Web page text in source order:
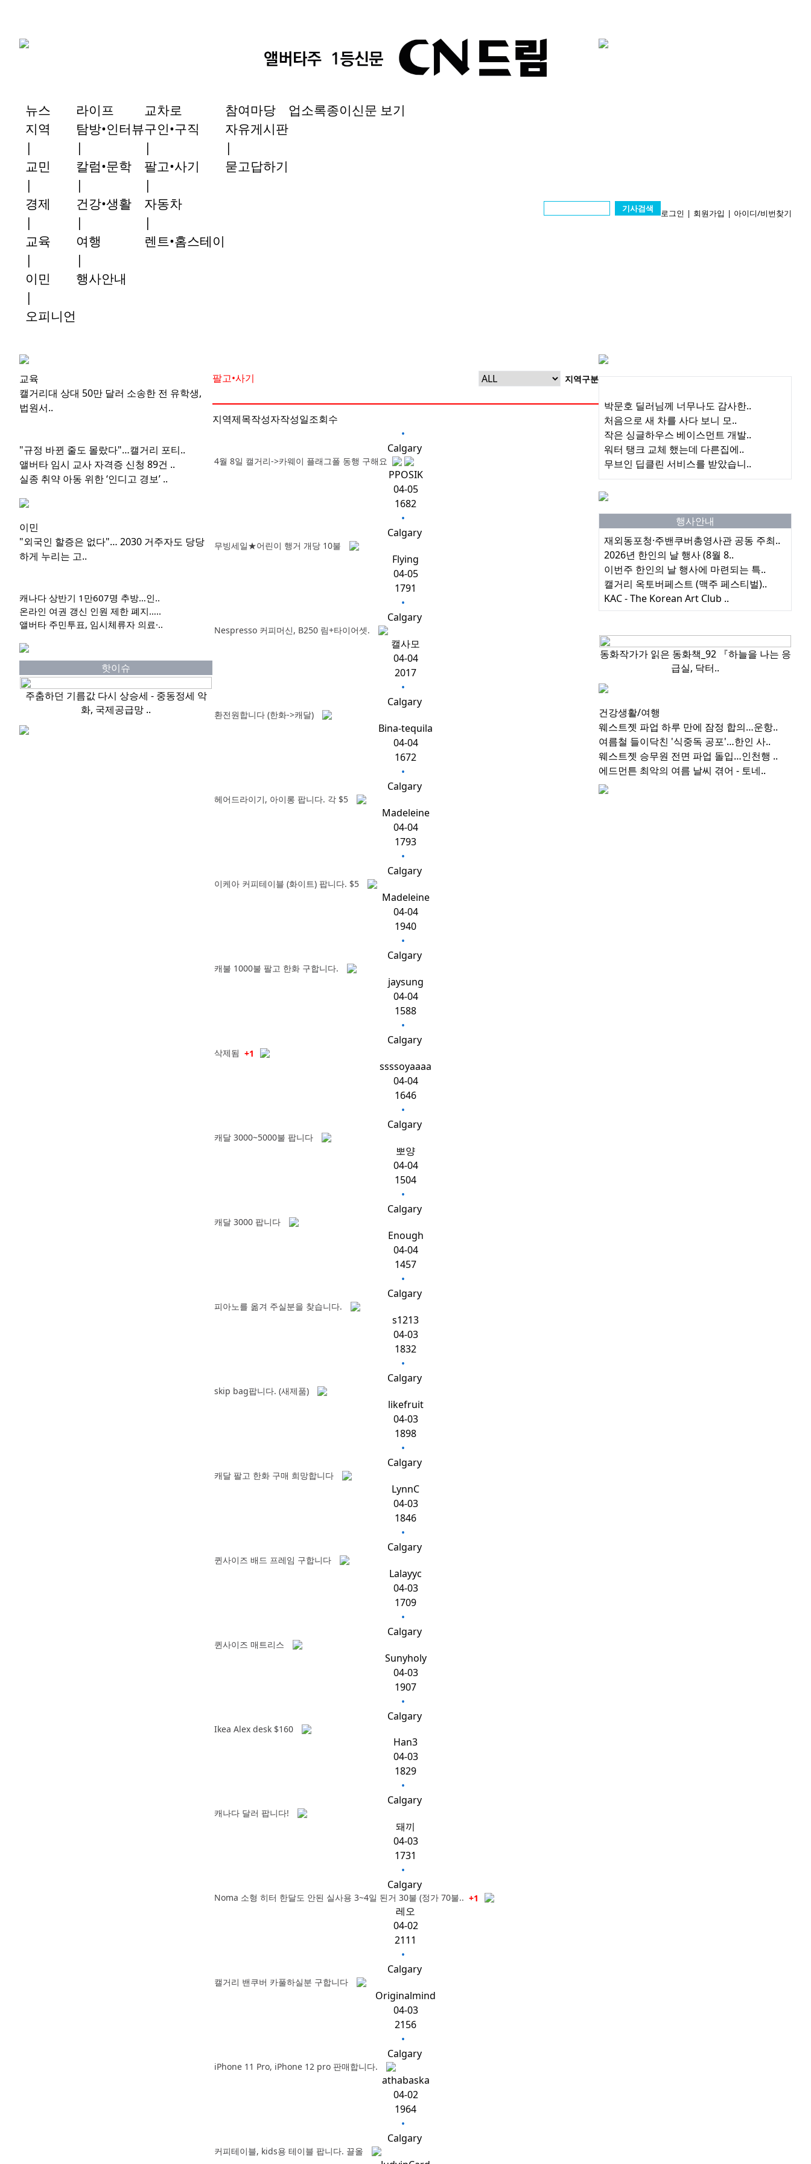
뉴스
지역
|
교민
|
경제
|
교육
|
이민
|
오피니언
라이프
탐방•인터뷰
|
칼럼•문학
|
건강•생활
|
여행
|
행사안내
교차로
구인•구직
|
팔고•사기
|
자동차
|
렌트•홈스테이
참여마당
자유게시판
|
묻고답하기
업소록종이신문 보기
기사검색 로그인 | 회원가입 | 아이디/비번찾기
교육
캘거리대 상대 50만 달러 소송한 전 유학생,
법원서..
"규정 바뀐 줄도 몰랐다"…캘거리 포티..
앨버타 임시 교사 자격증 신청 89건 ..
실종 취약 아동 위한 ‘인디고 경보’ ..
이민
"외국인 할증은 없다"… 2030 거주자도 당당
하게 누리는 고..
캐나다 상반기 1만607명 추방…인..
온라인 여권 갱신 인원 제한 폐지…..
앨버타 주민투표, 임시체류자 의료·..
핫이슈
주춤하던 기름값 다시 상승세 - 중동정세 악
화, 국제공급망 ..
팔고•사기 지역구분
지역제목작성자작성일조회수
•
Calgary
4월 8일 캘거리->카웨이 플래그폴 동행 구해요
PPOSIK
04-05
1682
•
Calgary
무빙세일★어린이 행거 개당 10불
Flying
04-05
1791
•
Calgary
Nespresso 커피머신, B250 림+타이어셋.
캘사모
04-04
2017
•
Calgary
환전원합니다 (한화->캐달)
Bina-tequila
04-04
1672
•
Calgary
헤어드라이기, 아이롱 팝니다. 각 $5
Madeleine
04-04
1793
•
Calgary
이케아 커피테이블 (화이트) 팝니다. $5
Madeleine
04-04
1940
•
Calgary
캐불 1000불 팔고 한화 구합니다.
jaysung
04-04
1588
•
Calgary
삭제됨 +1
ssssoyaaaa
04-04
1646
•
Calgary
캐달 3000~5000불 팝니다
뽀양
04-04
1504
•
Calgary
캐달 3000 팝니다
Enough
04-04
1457
•
Calgary
피아노를 옮겨 주실분을 찾습니다.
s1213
04-03
1832
•
Calgary
skip bag팝니다. (새제품)
likefruit
04-03
1898
•
Calgary
캐달 팔고 한화 구매 희망합니다
LynnC
04-03
1846
•
Calgary
퀸사이즈 배드 프레임 구합니다
Lalayyc
04-03
1709
•
Calgary
퀸사이즈 매트리스
Sunyholy
04-03
1907
•
Calgary
Ikea Alex desk $160
Han3
04-03
1829
•
Calgary
캐나다 달러 팝니다!
돼끼
04-03
1731
•
Calgary
Noma 소형 히터 한달도 안된 실사용 3~4일 된거 30불 (정가 70불.. +1
레오
04-02
2111
•
Calgary
캘거리 밴쿠버 카풀하실분 구합니다
Originalmind
04-03
2156
•
Calgary
iPhone 11 Pro, iPhone 12 pro 판매합니다.
athabaska
04-02
1964
•
Calgary
커피테이블, kids용 테이블 팝니다. 끌올
박문호 딜러님께 너무나도 감사한..
처음으로 새 차를 사다 보니 모..
작은 싱글하우스 베이스먼트 개발..
워터 탱크 교체 했는데 다른집에..
무브인 딥클린 서비스를 받았습니..
행사안내
재외동포청·주밴쿠버총영사관 공동 주최..
2026년 한인의 날 행사 (8월 8..
이번주 한인의 날 행사에 마련되는 특..
캘거리 옥토버페스트 (맥주 페스티벌)..
KAC - The Korean Art Club ..
동화작가가 읽은 동화책_92 『하늘을 나는 응
급실, 닥터..
건강생활/여행
웨스트젯 파업 하루 만에 잠정 합의…운항..
여름철 들이닥친 '식중독 공포'…한인 사..
웨스트젯 승무원 전면 파업 돌입…인천행 ..
에드먼튼 최악의 여름 날씨 겪어 - 토네..